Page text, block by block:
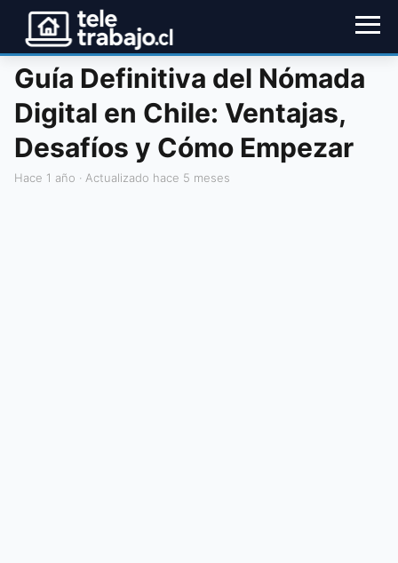
Guía Definitiva del Nómada
Digital en Chile: Ventajas,
Desafíos y Cómo Empezar
hace 1 año · Actualizado hace 5 meses